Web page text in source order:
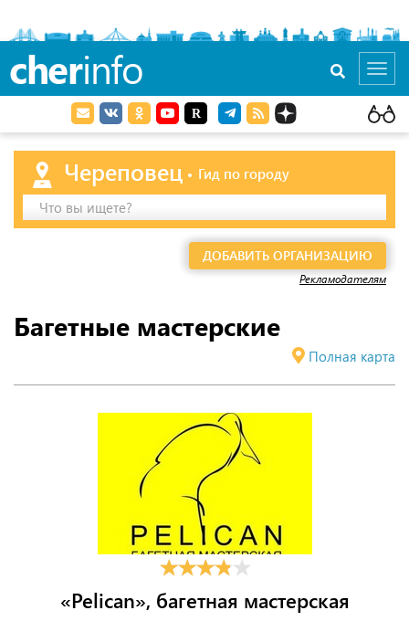
cherinfo
Череповец
Гид по городу
Что вы ищете?
ДОБАВИТЬ ОРГАНИЗАЦИЮ
Рекламодателям
Багетные мастерские
Полная карта
«Pelican», багетная мастерская